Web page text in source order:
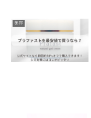
美容